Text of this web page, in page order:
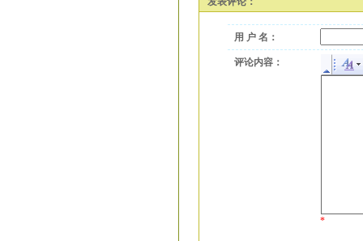
用 户 名：
评论内容：
*